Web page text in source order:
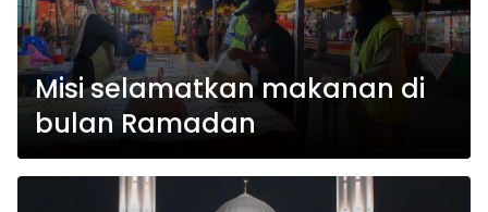
Misi selamatkan makanan di
bulan Ramadan